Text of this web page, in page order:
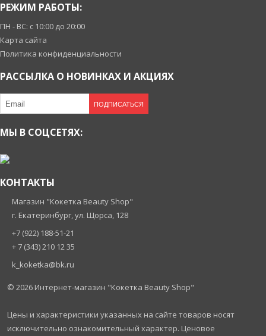
РЕЖИМ РАБОТЫ:
ПН - ВС: с 10:00 до 20:00
Карта сайта
Политика конфиденциальности
РАССЫЛКА О НОВИНКАХ И АКЦИЯХ
ПОДПИСАТЬСЯ
МЫ В СОЦСЕТЯХ:
КОНТАКТЫ
Магазин "Кокетка Beauty Shop"
г. Екатеринбург, ул. Щорса, 128
+7 (922) 188-51-21
+ 7 (343) 210 12 35
k_koketka@bk.ru
© 2026 Интернет-магазин "Кокетка Beauty Shop"
Цены и характеристики указанных на сайте товаров носят
исключительно ознакомительный характер. Ценовое